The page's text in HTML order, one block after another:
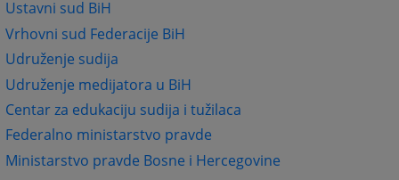
Ustavni sud BiH
Vrhovni sud Federacije BiH
Udruženje sudija
Udruženje medijatora u BiH
Centar za edukaciju sudija i tužilaca
Federalno ministarstvo pravde
Ministarstvo pravde Bosne i Hercegovine